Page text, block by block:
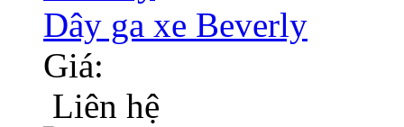
Dây ga xe Beverly
Giá:
Liên hệ